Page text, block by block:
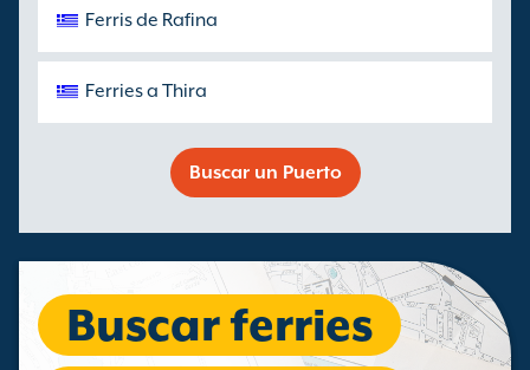
Ferris de Rafina
Ferries a Thira
Buscar un Puerto
Buscar ferries